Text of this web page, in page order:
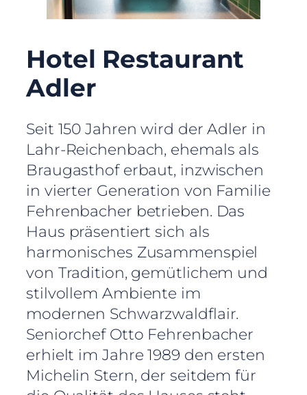
Hotel Restaurant
Adler
Seit 150 Jahren wird der Adler in
Lahr-Reichenbach, ehemals als
Braugasthof erbaut, inzwischen
in vierter Generation von Familie
Fehrenbacher betrieben. Das
Haus präsentiert sich als
harmonisches Zusammenspiel
von Tradition, gemütlichem und
stilvollem Ambiente im
modernen Schwarzwaldflair.
Seniorchef Otto Fehrenbacher
erhielt im Jahre 1989 den ersten
Michelin Stern, der seitdem für